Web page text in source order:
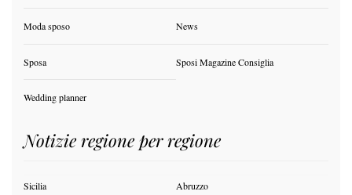
Moda sposo News
Sposa Sposi Magazine Consiglia
Wedding planner
Notizie regione per regione
Sicilia Abruzzo